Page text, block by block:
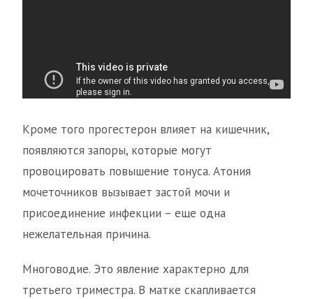
Кроме того прогестерон влияет на кишечник,
появляются запоры, которые могут
провоцировать повышение тонуса. Атония
мочеточников вызывает застой мочи и
присоединение инфекции – еще одна
нежелательная причина.
Многоводие. Это явление характерно для
третьего триместра. В матке скапливается